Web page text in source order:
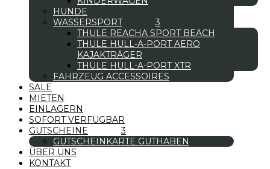
HUNDE
WASSERSPORT
THULE REACHA SPORT BEACH
THULE HULL-A-PORT AERO
KAJAKTRÄGER
THULE HULL-A-PORT XTR
FAHRZEUG ACCESSOIRES
SALE
MIETEN
EINLAGERN
SOFORT VERFÜGBAR
GUTSCHEINE
GUTSCHEINKARTE GUTHABEN
ÜBER UNS
KONTAKT